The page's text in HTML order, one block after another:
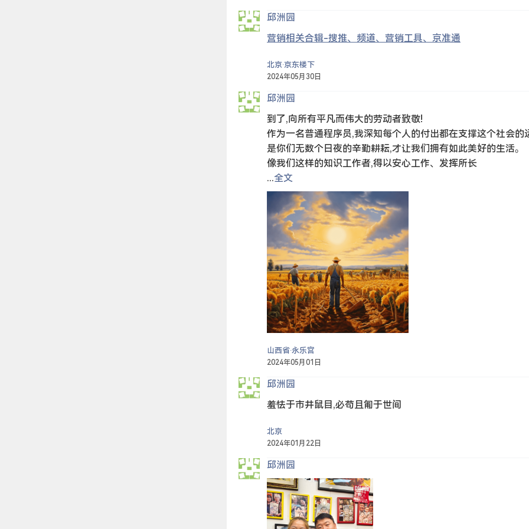
邱洲园
营销相关合辑-搜推、频道、营销工具、京准通
北京·京东楼下
2024年05月30日
邱洲园
到了,向所有平凡而伟大的劳动者致敬!
作为一名普通程序员,我深知每个人的付出都在支撑这个社会的
是你们无数个日夜的辛勤耕耘,才让我们拥有如此美好的生活。
像我们这样的知识工作者,得以安心工作、发挥所长
...全文
山西省·永乐宫
2024年05月01日
邱洲园
羞怯于市井鼠目,必苟且匍于世间
北京
2024年01月22日
邱洲园